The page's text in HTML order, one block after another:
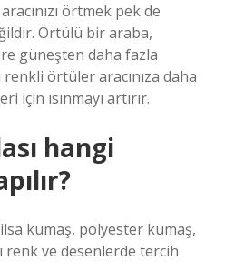
örtmek pek de
Örtülü bir araba,
güneşten daha fazla
örtüler aracınıza daha
için ısınmayı artırır.
hangi
kumaş, polyester kumaş,
ve desenlerde tercih